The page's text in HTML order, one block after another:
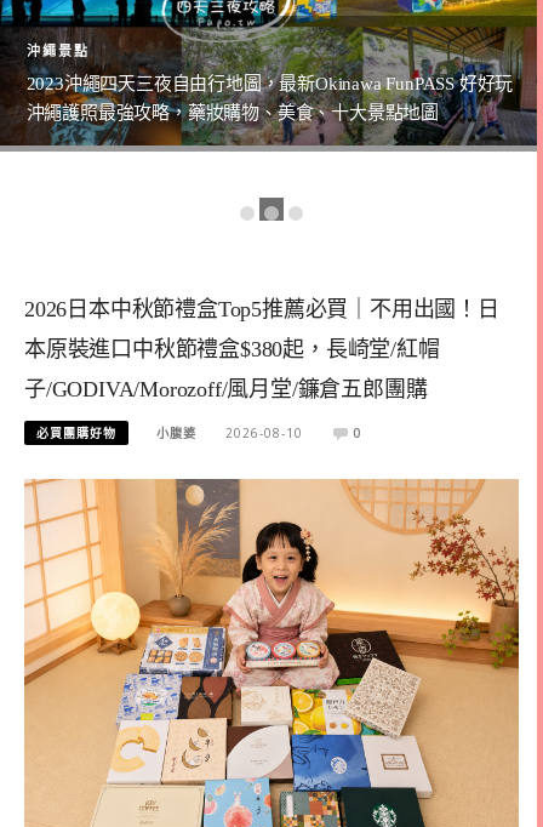
沖繩景點
2023沖繩四天三夜自由行地圖，最新Okinawa FunPASS 好好玩
沖繩護照最強攻略，藥妝購物、美食、十大景點地圖
2026日本中秋節禮盒Top5推薦必買｜不用出國！日
本原裝進口中秋節禮盒$380起，長崎堂/紅帽
子/GODIVA/Morozoff/風月堂/鐮倉五郎團購
必買團購好物 小腹婆 2026-08-10 0